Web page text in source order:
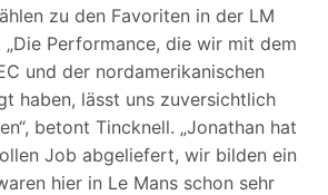
zu den Favoriten in der LM
„Die Performance, die wir mit dem
und der nordamerikanischen
haben, lässt uns zuversichtlich
betont Tincknell. „Jonathan hat
Job abgeliefert, wir bilden ein
hier in Le Mans schon sehr